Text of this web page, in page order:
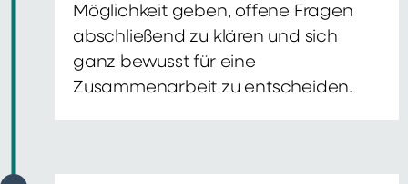
Möglichkeit geben, offene Fragen
abschließend zu klären und sich
ganz bewusst für eine
Zusammenarbeit zu entscheiden.